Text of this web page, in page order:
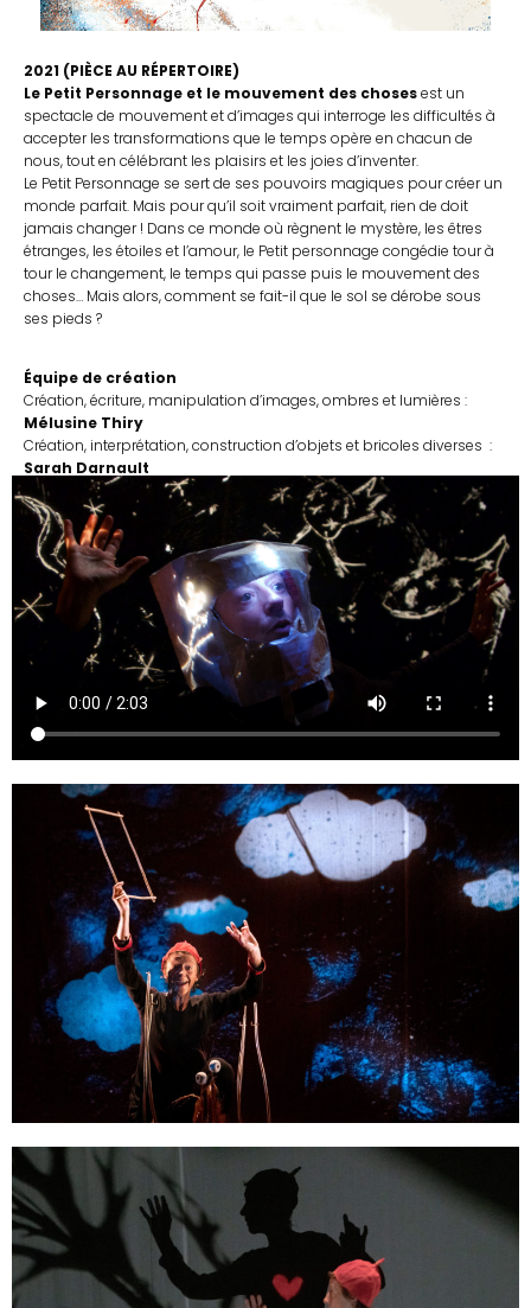
2021 (PIÈCE AU RÉPERTOIRE)
Le Petit Personnage et le mouvement des chosesest un
spectacle de mouvement et d’images qui interroge les difficultés à
accepter les transformations que le temps opère en chacun de
nous, tout en célébrant les plaisirs et les joies d’inventer.
Le Petit Personnage se sert de ses pouvoirs magiques pour créer un
monde parfait. Mais pour qu’il soit vraiment parfait, rien de doit
jamais changer ! Dans ce monde où règnent le mystère, les êtres
étranges, les étoiles et l’amour, le Petit personnage congédie tour à
tour le changement, le temps qui passe puis le mouvement des
choses… Mais alors, comment se fait-il que le sol se dérobe sous
ses pieds ?
Équipe de création
Création, écriture, manipulation d’images, ombres et lumières :
Mélusine Thiry
Création, interprétation, construction d’objets et bricoles diverses :
Sarah Darnault
Accompagnement à l’artistique, la dramaturgie et la mise en scène :
Isabelle Ployet
Sur des musiques de
Gavin Bryars